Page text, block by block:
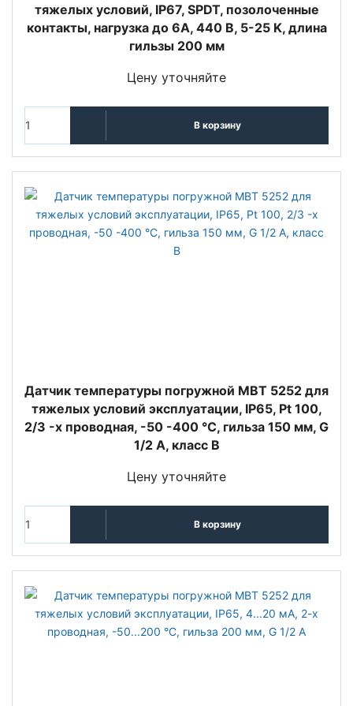
тяжелых условий, IP67, SPDT, позолоченные
контакты, нагрузка до 6А, 440 В, 5-25 K, длина
гильзы 200 мм
Цену уточняйте
В корзину
Датчик температуры погружной MBT 5252 для
тяжелых условий эксплуатации, IP65, Pt 100,
2/3 -х проводная, -50 -400 °C, гильза 150 мм, G
1/2 А, класс В
Цену уточняйте
В корзину